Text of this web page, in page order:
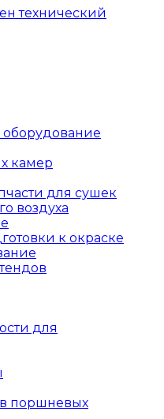
технический
камер
для сушек
воздуха
к окраске
для
поршневых